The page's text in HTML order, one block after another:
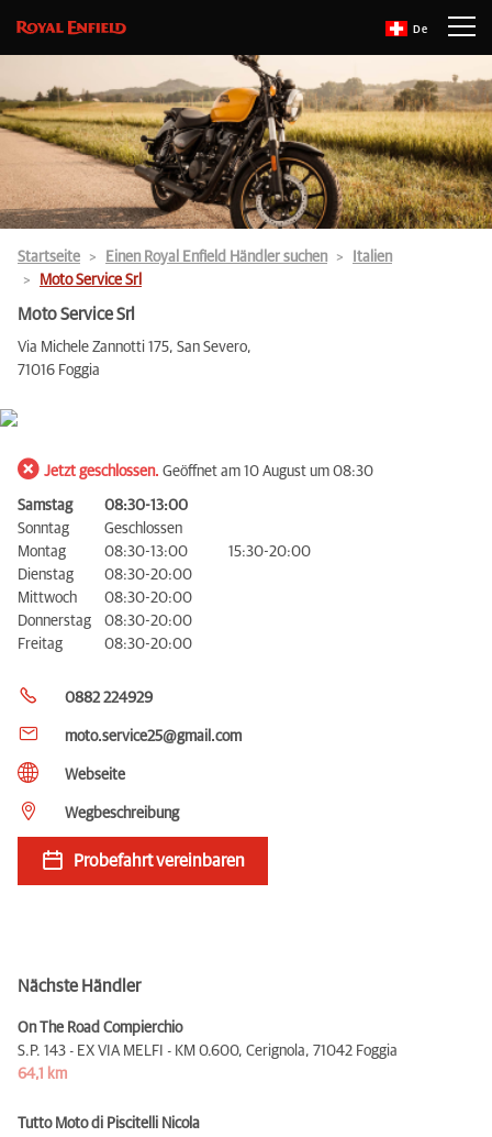
De
Startseite Einen Royal Enfield Händler suchen
Italien
Moto Service Srl
Moto Service Srl
Via Michele Zannotti 175, San Severo,
71016 Foggia
Jetzt geschlossen. Geöffnet am 10 August um 08:30
Samstag
08:30-13:00
Sonntag
Geschlossen
Montag
08:30-13:00
15:30-20:00
Dienstag
08:30-20:00
Mittwoch
08:30-20:00
Donnerstag
08:30-20:00
Freitag
08:30-20:00
0882 224929
moto.service25@gmail.com
Webseite
Wegbeschreibung
Probefahrt vereinbaren
Nächste Händler
On The Road Compierchio
S.P. 143 - EX VIA MELFI - KM 0.600, Cerignola, 71042 Foggia
64,1 km
Tutto Moto di Piscitelli Nicola